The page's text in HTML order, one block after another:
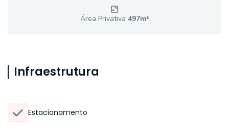
Área Privativa 497m²
Infraestrutura
Estacionamento